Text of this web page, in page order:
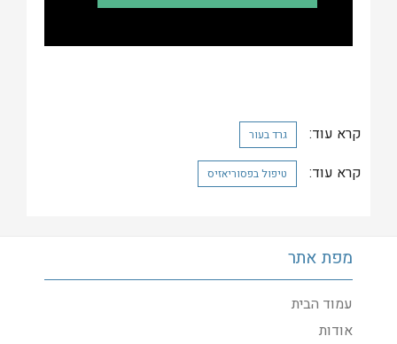
קרא עוד: גרד בעור
קרא עוד: טיפול בפסוריאזיס
מפת אתר
עמוד הבית
אודות